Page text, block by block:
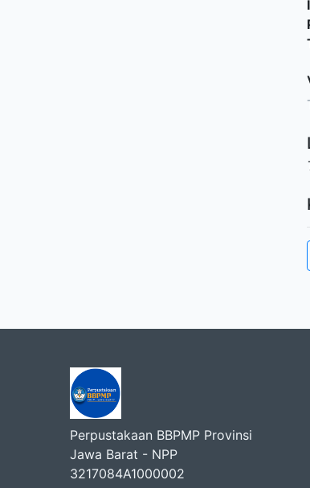
Perpustakaan BBPMP Provinsi
Jawa Barat - NPP
3217084A1000002